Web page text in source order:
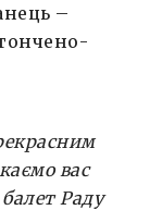
–
вас
Раду